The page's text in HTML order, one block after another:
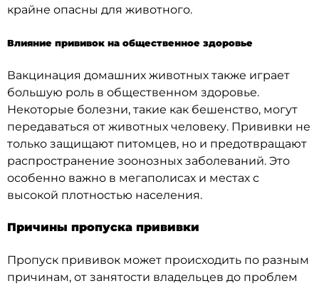
крайне опасны для животного.
Влияние прививок на общественное здоровье
Вакцинация домашних животных также играет
большую роль в общественном здоровье.
Некоторые болезни, такие как бешенство, могут
передаваться от животных человеку. Прививки не
только защищают питомцев, но и предотвращают
распространение зоонозных заболеваний. Это
особенно важно в мегаполисах и местах с
высокой плотностью населения.
Причины пропуска прививки
Пропуск прививок может происходить по разным
причинам, от занятости владельцев до проблем